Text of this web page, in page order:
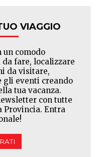
VIAGGIO
un comodo
fare, localizzare
da visitare,
gli eventi creando
tua vacanza.
con tutte
Provincia. Entra